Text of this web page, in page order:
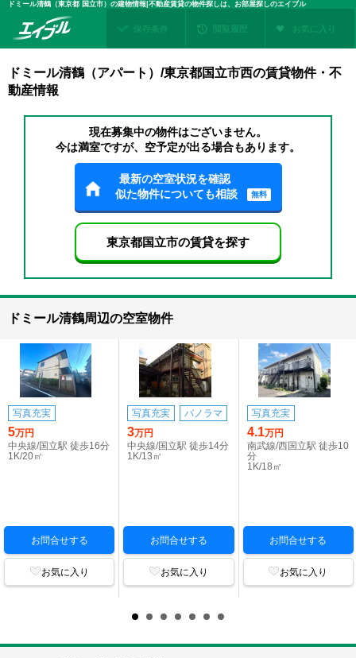
ドミール清鶴（東京都 国立市）の建物情報|不動産賃貸の物件探しは、お部屋探しのエイブル
保存条件 閲覧履歴 お気に入り
ドミール清鶴（アパート）/東京都国立市西の賃貸物件・不
動産情報
現在募集中の物件はございません。
今は満室ですが、空予定が出る場合もあります。
最新の空室状況を確認
似た物件についても相談
無料
東京都国立市の賃貸を探す
ドミール清鶴周辺の空室物件
写真充実
5万円
中央線/国立駅 徒歩16分
1K/20㎡
お問合せする
お気に入り
写真充実 パノラマ
3万円
中央線/国立駅 徒歩14分
1K/13㎡
お問合せする
お気に入り
写真充実
4.1万円
南武線/西国立駅 徒歩10
分
1K/18㎡
お問合せする
お気に入り